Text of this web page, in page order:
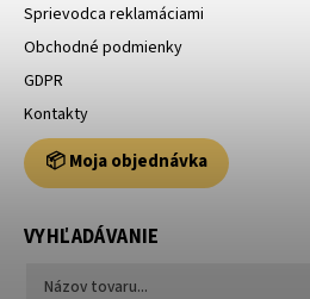
Sprievodca reklamáciami
Obchodné podmienky
GDPR
Kontakty
📦 Moja objednávka
VYHĽADÁVANIE